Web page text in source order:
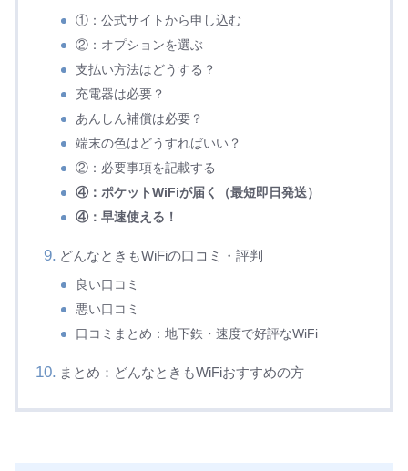
①：公式サイトから申し込む
②：オプションを選ぶ
支払い方法はどうする？
充電器は必要？
あんしん補償は必要？
端末の色はどうすればいい？
②：必要事項を記載する
④：ポケットWiFiが届く（最短即日発送）
④：早速使える！
どんなときもWiFiの口コミ・評判
良い口コミ
悪い口コミ
口コミまとめ：地下鉄・速度で好評なWiFi
まとめ：どんなときもWiFiおすすめの方